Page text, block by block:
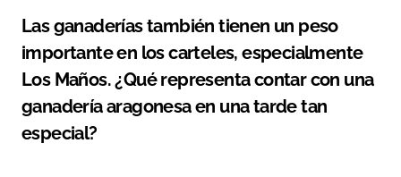
Las ganaderías también tienen un peso
importante en los carteles, especialmente
Los Maños. ¿Qué representa contar con una
ganadería aragonesa en una tarde tan
especial?